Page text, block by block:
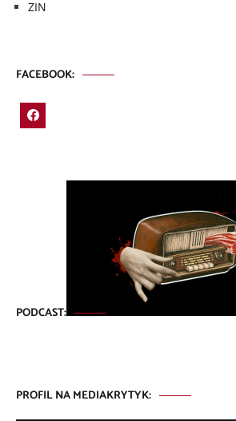
ZIN
FACEBOOK:
PODCAST:
PROFIL NA MEDIAKRYTYK: